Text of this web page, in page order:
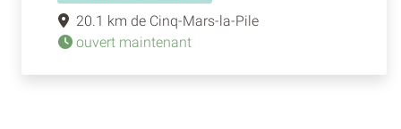
20.1 km de Cinq-Mars-la-Pile
ouvert maintenant